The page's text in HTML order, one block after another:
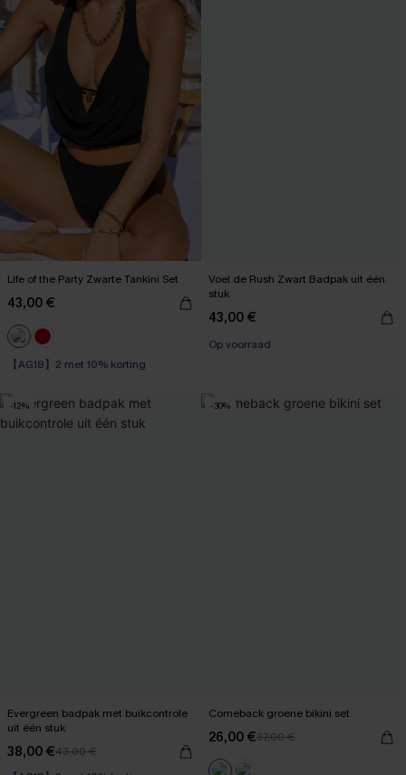
Life of the Party Zwarte Tankini Set
43,00 €
【AG18】2 met 10% korting
Voel de Rush Zwart Badpak uit één
stuk
43,00 €
Op voorraad
-12%
Evergreen badpak met buikcontrole
uit één stuk
38,00 €43,00 €
【AG18】2 met 10% korting
-30%
Comeback groene bikini set
26,00 €37,00 €